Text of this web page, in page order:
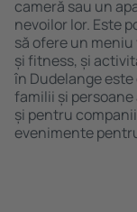
cameră sau un
nevoilor lor. Este
să ofere un
și fitness, și
în Dudelange
familii și
și pentru
evenimente